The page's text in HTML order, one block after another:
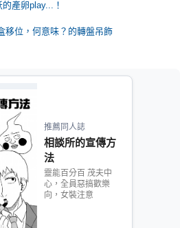
產卵play...！
移位，何意味？的轉盤吊飾
推薦同人誌
相談所的宣傳方
法
靈能百分百 茂夫中
心，全員惡搞歡樂
向，女裝注意